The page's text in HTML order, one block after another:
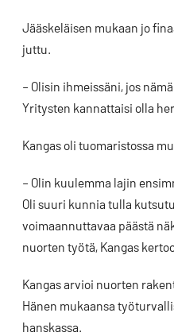
Jääskeläisen mukaan jo
juttu.
– Olisin ihmeissäni, jos
Yritysten kannattaisi olla
Kangas oli tuomaristossa
– Olin kuulemma lajin
Oli suuri kunnia tulla
voimaannuttavaa päästä
nuorten työtä, Kangas
Kangas arvioi nuorten
Hänen mukaansa
hanskassa.